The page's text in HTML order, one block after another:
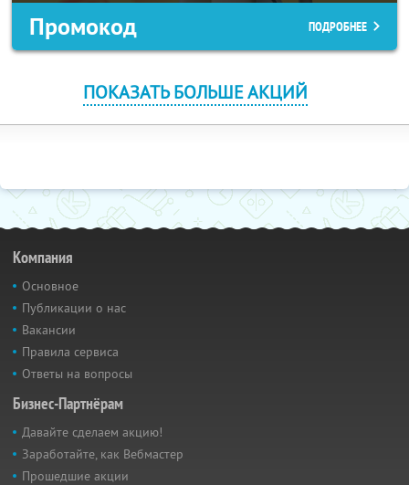
Промокод ПОДРОБНЕЕ
ПОКАЗАТЬ БОЛЬШЕ АКЦИЙ
Компания
Основное
Публикации о нас
Вакансии
Правила сервиса
Ответы на вопросы
Бизнес-Партнёрам
Давайте сделаем акцию!
Заработайте, как Вебмастер
Прошедшие акции